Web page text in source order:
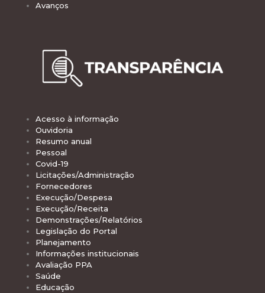
Avanços
Acesso à informação
Ouvidoria
Resumo anual
Pessoal
Covid-19
Licitações/Administração
Fornecedores
Execução/Despesa
Execução/Receita
Demonstrações/Relatórios
Legislação do Portal
Planejamento
Informações institucionais
Avaliação PPA
Saúde
Educação